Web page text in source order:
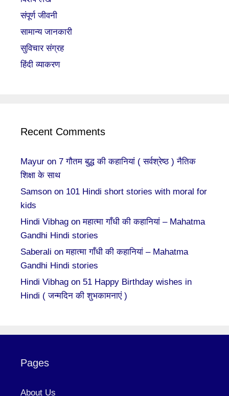
संपूर्ण जीवनी
सामान्य जानकारी
सुविचार संग्रह
हिंदी व्याकरण
Recent Comments
Mayur on 7 गौतम बुद्ध की कहानियां ( सर्वश्रेष्ठ ) नैतिक
शिक्षा के साथ
Samson on 101 Hindi short stories with moral for
kids
Hindi Vibhag onमहात्मा गाँधी की कहानियां – Mahatma
Gandhi Hindi stories
Saberali onमहात्मा गाँधी की कहानियां – Mahatma
Gandhi Hindi stories
Hindi Vibhag on 51 Happy Birthday wishes in
Hindi ( जन्मदिन की शुभकामनाएं )
Pages
About Us